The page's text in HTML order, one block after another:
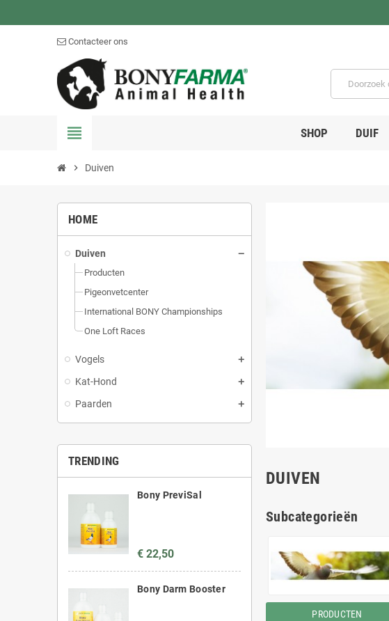
Contacteer ons
view_headline SHOP DUIF
chevron_right Duiven
HOME
Duiven
Producten
Pigeonvetcenter
International BONY Championships
One Loft Races
Vogels
Kat-Hond
Paarden
TRENDING
Bony PreviSal
€ 22,50
Bony Darm Booster
DUIVEN
Subcategorieën
PRODUCTEN